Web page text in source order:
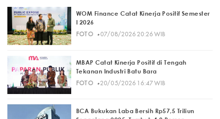
WOM Finance Catat Kinerja Positif Semester
I 2026
FOTO· 07/08/2026 20:26 WIB
MBAP Catat Kinerja Positif di Tengah
Tekanan Industri Batu Bara
FOTO· 20/05/2026 16:47 WIB
BCA Bukukan Laba Bersih Rp57,5 Triliun